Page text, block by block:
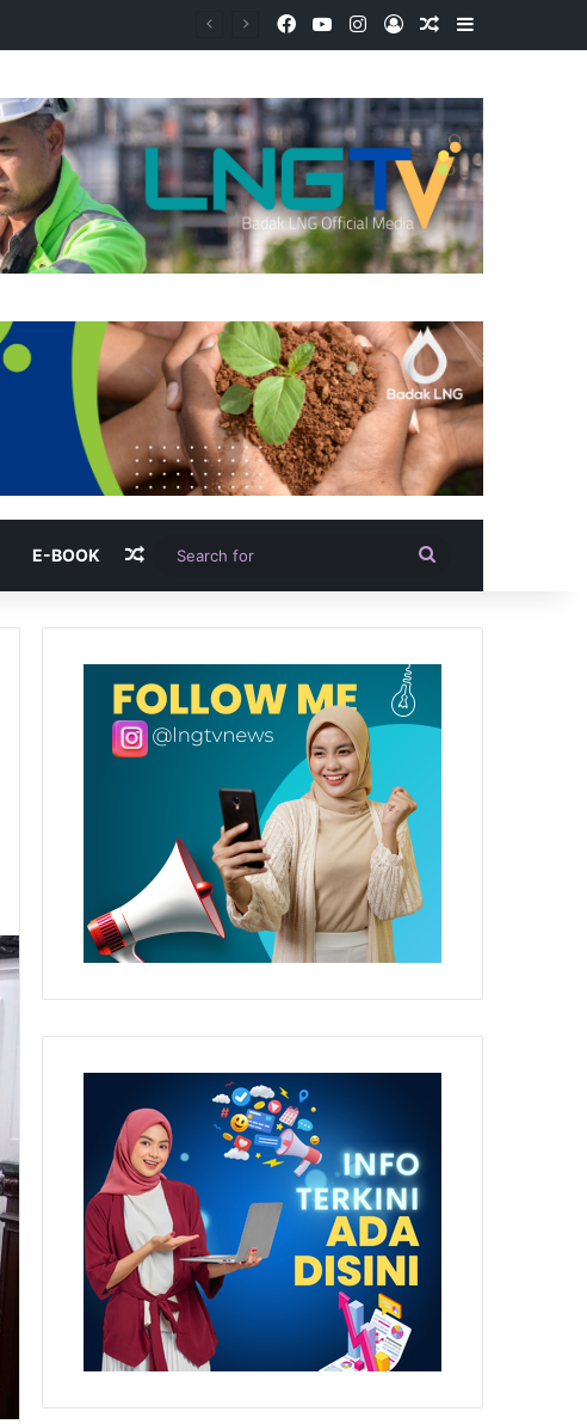
Facebook
YouTubeInstagram
Log InRandom Article
Sidebar
E-BOOK Random Article
for